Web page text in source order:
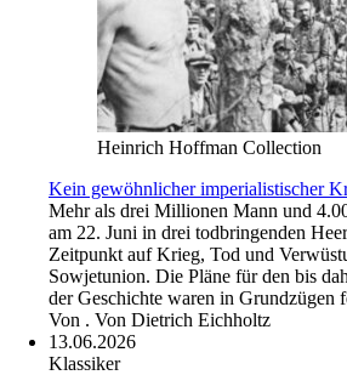
Heinrich Hoffman Collection
Kein gewöhnlicher imperialistischer
Mehr als drei Millionen Mann und
am 22. Juni in drei todbringenden
Zeitpunkt auf Krieg, Tod und
Sowjetunion. Die Pläne für den bis
der Geschichte waren in Grundzügen
Von . Von Dietrich Eichholtz
13.06.2026
Klassiker